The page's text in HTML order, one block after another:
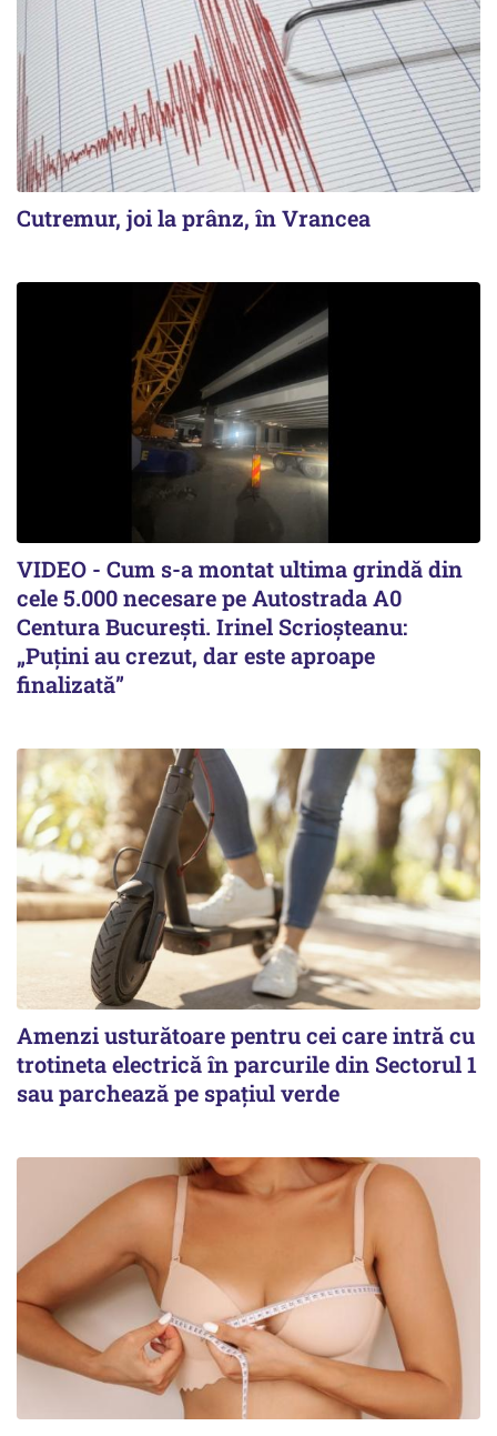
Cutremur, joi la prânz, în Vrancea
VIDEO - Cum s-a montat ultima grindă din
cele 5.000 necesare pe Autostrada A0
Centura București. Irinel Scrioșteanu:
„Puțini au crezut, dar este aproape
finalizată”
Amenzi usturătoare pentru cei care intră cu
trotineta electrică în parcurile din Sectorul 1
sau parchează pe spațiul verde